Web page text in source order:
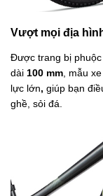
Vượt mọi địa
Được trang bị phuộc
dài 100 mm , mẫu
lực lớn, giúp bạn
ghề, sỏi đá.